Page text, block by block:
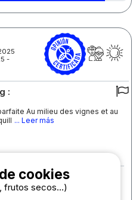
-
:
Au milieu des vignes et au
... Leer más
: Parcela
cookies
frutos secos...)